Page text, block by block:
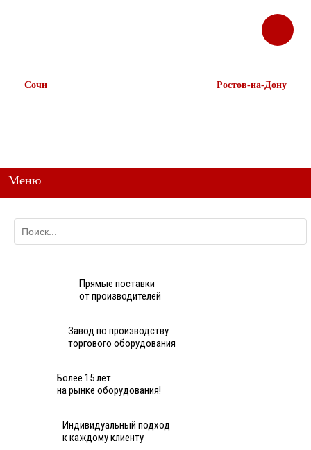
Сочи
ЗАКАЗАТЬ
ЗВОНОК
Ростов-на-Дону
Меню
Прямые поставки
от производителей
Завод по производству
торгового оборудования
Более 15 лет
на рынке оборудования!
Индивидуальный подход
к каждому клиенту